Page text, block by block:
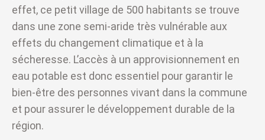
effet, ce petit village de 500 habitants se trouve
dans une zone semi-aride très vulnérable aux
effets du changement climatique et à la
sécheresse. L’accès à un approvisionnement en
eau potable est donc essentiel pour garantir le
bien-être des personnes vivant dans la commune
et pour assurer le développement durable de la
région.